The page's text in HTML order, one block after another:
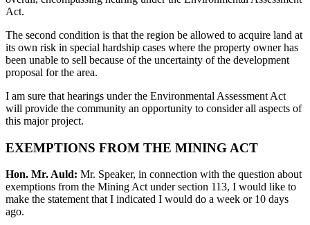
Act.
The second condition is that the region be allowed to acquire land at
its own risk in special hardship cases where the property owner has
been unable to sell because of the uncertainty of the development
proposal for the area.
I am sure that hearings under the Environmental Assessment Act
will provide the community an opportunity to consider all aspects of
this major project.
EXEMPTIONS FROM THE MINING ACT
Hon. Mr. Auld: Mr. Speaker, in connection with the question about
exemptions from the Mining Act under section 113, I would like to
make the statement that I indicated I would do a week or 10 days
ago.